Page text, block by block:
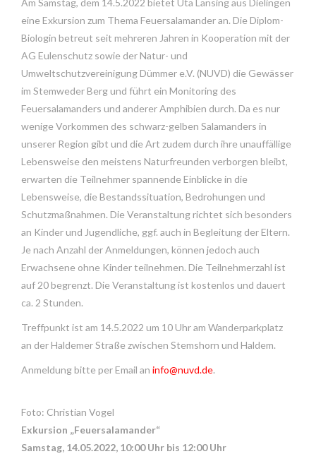
Am Samstag, dem 14.5.2022 bietet Uta Lansing aus Dielingen
eine Exkursion zum Thema Feuersalamander an. Die Diplom-
Biologin betreut seit mehreren Jahren in Kooperation mit der
AG Eulenschutz sowie der Natur- und
Umweltschutzvereinigung Dümmer e.V. (NUVD) die Gewässer
im Stemweder Berg und führt ein Monitoring des
Feuersalamanders und anderer Amphibien durch. Da es nur
wenige Vorkommen des schwarz-gelben Salamanders in
unserer Region gibt und die Art zudem durch ihre unauffällige
Lebensweise den meistens Naturfreunden verborgen bleibt,
erwarten die Teilnehmer spannende Einblicke in die
Lebensweise, die Bestandssituation, Bedrohungen und
Schutzmaßnahmen. Die Veranstaltung richtet sich besonders
an Kinder und Jugendliche, ggf. auch in Begleitung der Eltern.
Je nach Anzahl der Anmeldungen, können jedoch auch
Erwachsene ohne Kinder teilnehmen. Die Teilnehmerzahl ist
auf 20 begrenzt. Die Veranstaltung ist kostenlos und dauert
ca. 2 Stunden.
Treffpunkt ist am 14.5.2022 um 10 Uhr am Wanderparkplatz
an der Haldemer Straße zwischen Stemshorn und Haldem.
Anmeldung bitte per Email an info@nuvd.de.
Foto: Christian Vogel
Exkursion „Feuersalamander“
Samstag, 14.05.2022, 10:00 Uhr bis 12:00 Uhr